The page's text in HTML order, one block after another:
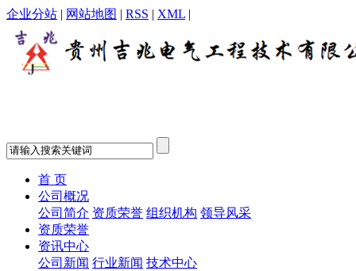
企业分站 | 网站地图 | RSS | XML |
首 页
公司概况
公司简介 资质荣誉 组织机构 领导风采
资质荣誉
资讯中心
公司新闻 行业新闻 技术中心